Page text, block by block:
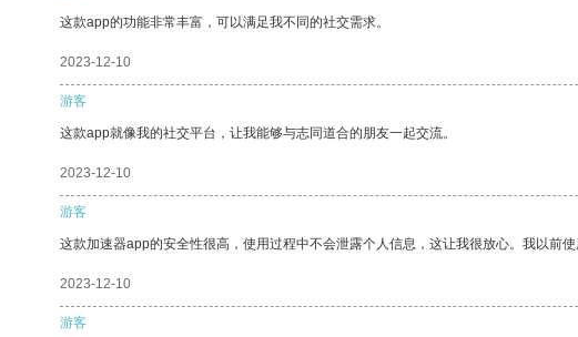
这款app的功能非常丰富，可以满足我不同的社交需求。
2023-12-10
游客
这款app就像我的社交平台，让我能够与志同道合的朋友一起交流。
2023-12-10
游客
这款加速器app的安全性很高，使用过程中不会泄露个人信息，这让我很放心。我以前
2023-12-10
游客